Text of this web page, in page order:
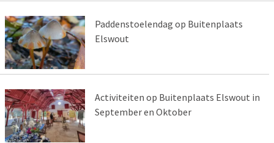
Paddenstoelendag op Buitenplaats
Elswout
Activiteiten op Buitenplaats Elswout in
September en Oktober